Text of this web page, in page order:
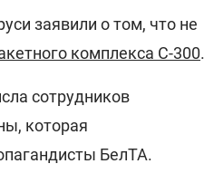
заявили о том, что не
комплекса С-300.
сотрудников
которая
БелТА.